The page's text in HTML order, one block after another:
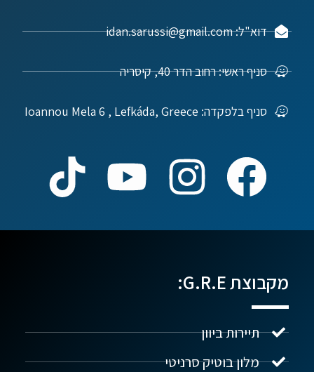
דוא"ל: idan.sarussi@gmail.com
סניף ראשי: רחוב הדר 40, קיסריה
סניף בלפקדה: Ioannou Mela 6 , Lefkáda, Greece
מקבוצת G.R.E:
תיירות ביוון
מלון בוטיק סרניטי